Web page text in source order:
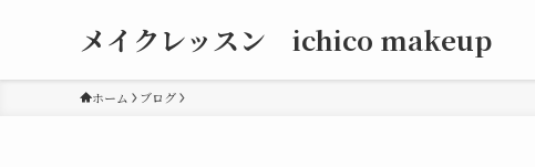
メイクレッスン ichico makeup
ホーム ブログ